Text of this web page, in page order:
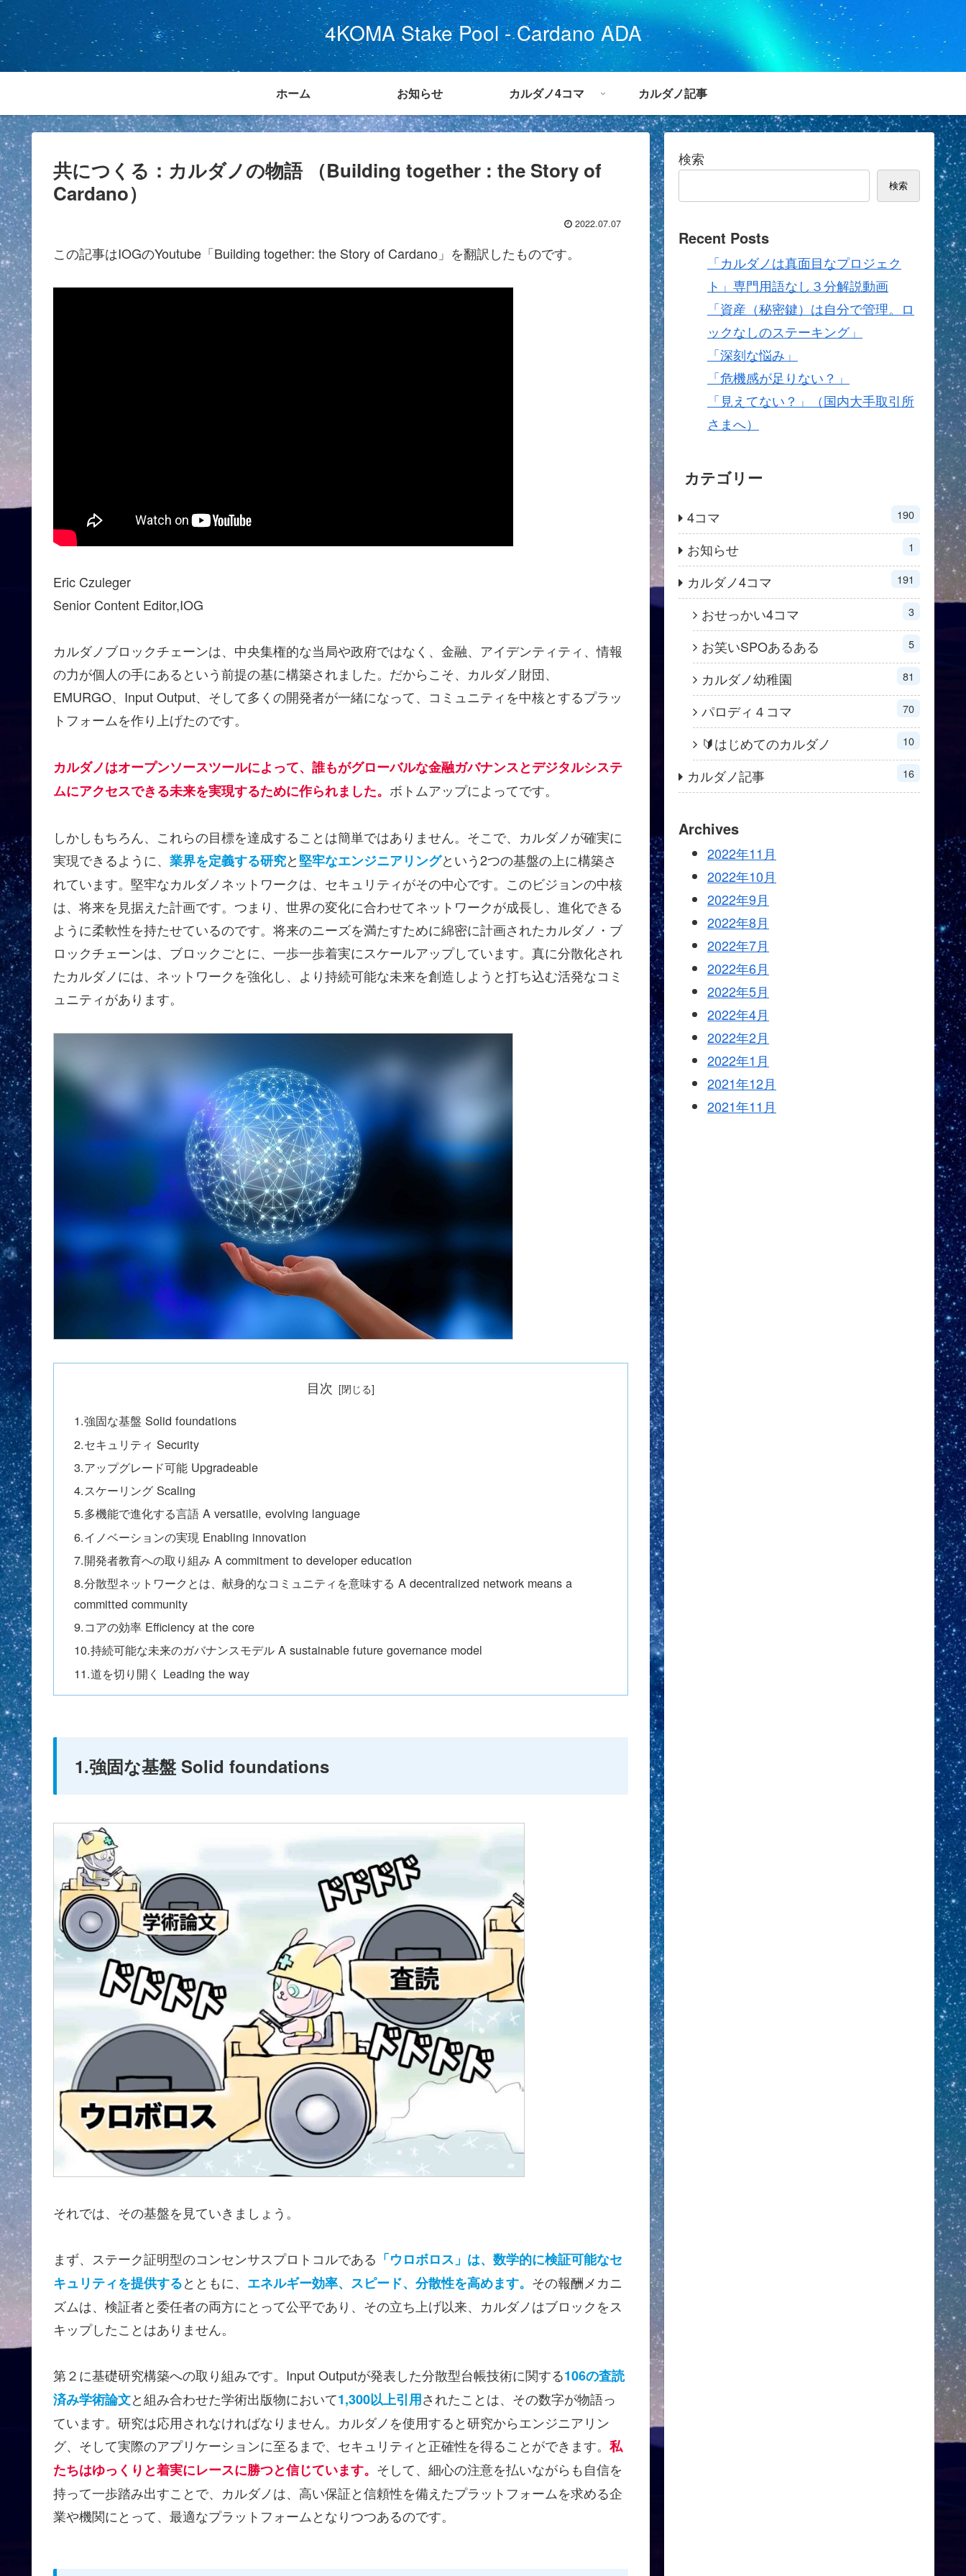
4KOMA Stake Pool - Cardano ADA
ホーム お知らせ カルダノ4コマ カルダノ記事
共につくる：カルダノの物語 （Building together : the Story of
Cardano）
2022.07.07
この記事はIOGのYoutube「Building together: the Story of Cardano」を翻訳したものです。
Eric Czuleger
Senior Content Editor,IOG
カルダノブロックチェーンは、中央集権的な当局や政府ではなく、金融、アイデンティティ、情報
の力が個人の手にあるという前提の基に構築されました。だからこそ、カルダノ財団、
EMURGO、Input Output、そして多くの開発者が一緒になって、コミュニティを中核とするプラッ
トフォームを作り上げたのです。
カルダノはオープンソースツールによって、誰もがグローバルな金融ガバナンスとデジタルシステ
ムにアクセスできる未来を実現するために作られました。 ボトムアップによってです。
しかしもちろん、これらの目標を達成することは簡単ではありません。そこで、カルダノが確実に
実現できるように、 業界を定義する研究と堅牢なエンジニアリングという2つの基盤の上に構築さ
れています。堅牢なカルダノネットワークは、セキュリティがその中心です。このビジョンの中核
は、将来を見据えた計画です。つまり、世界の変化に合わせてネットワークが成長し、進化できる
ように柔軟性を持たせているのです。将来のニーズを満たすために綿密に計画されたカルダノ・ブ
ロックチェーンは、ブロックごとに、一歩一歩着実にスケールアップしています。真に分散化され
たカルダノには、ネットワークを強化し、より持続可能な未来を創造しようと打ち込む活発なコミ
ュニティがあります。
目次
1.強固な基盤 Solid foundations
2.セキュリティ Security
3.アップグレード可能 Upgradeable
4.スケーリング Scaling
5.多機能で進化する言語 A versatile, evolving language
6.イノベーションの実現 Enabling innovation
7.開発者教育への取り組み A commitment to developer education
8.分散型ネットワークとは、献身的なコミュニティを意味する A decentralized network means a
committed community
9.コアの効率 Efficiency at the core
10.持続可能な未来のガバナンスモデル A sustainable future governance model
11.道を切り開く Leading the way
1.強固な基盤 Solid foundations
それでは、その基盤を見ていきましょう。
まず、ステーク証明型のコンセンサスプロトコルである 「ウロボロス」は、数学的に検証可能なセ
キュリティを提供するとともに、 エネルギー効率、スピード、分散性を高めます。 その報酬メカニ
ズムは、検証者と委任者の両方にとって公平であり、その立ち上げ以来、カルダノはブロックをス
キップしたことはありません。
第２に基礎研究構築への取り組みです。Input Outputが発表した分散型台帳技術に関する106の査読
済み学術論文と組み合わせた学術出版物において1,300以上引用されたことは、その数字が物語っ
ています。研究は応用されなければなりません。カルダノを使用すると研究からエンジニアリン
グ、そして実際のアプリケーションに至るまで、セキュリティと正確性を得ることができます。 私
たちはゆっくりと着実にレースに勝つと信じています。 そして、細心の注意を払いながらも自信を
持って一歩踏み出すことで、カルダノは、高い保証と信頼性を備えたプラットフォームを求める企
業や機関にとって、最適なプラットフォームとなりつつあるのです。
検索
検索
Recent Posts
「カルダノは真面目なプロジェク
ト」専門用語なし３分解説動画
「資産（秘密鍵）は自分で管理。ロ
ックなしのステーキング」
「深刻な悩み」
「危機感が足りない？」
「見えてない？」（国内大手取引所
さまへ）
カテゴリー
4コマ 190
お知らせ 1
カルダノ4コマ 191
おせっかい4コマ 3
お笑いSPOあるある 5
カルダノ幼稚園 81
パロディ４コマ 70
🔰はじめてのカルダノ 10
カルダノ記事 16
Archives
2022年11月
2022年10月
2022年9月
2022年8月
2022年7月
2022年6月
2022年5月
2022年4月
2022年2月
2022年1月
2021年12月
2021年11月